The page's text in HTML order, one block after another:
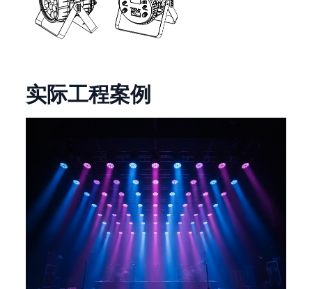
实际工程案例